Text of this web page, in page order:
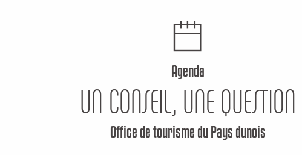
Agenda
UN CONSEIL, UNE QUESTION
Office de tourisme du Pays dunois